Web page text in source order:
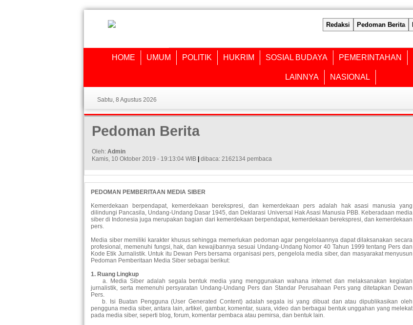
Redaksi Pedoman Berita
HOME UMUM POLITIK HUKRIM SOSIAL BUDAYA PEMERINTAHAN
LAINNYA NASIONAL
Sabtu, 8 Agustus 2026
Pedoman Berita
Oleh: Admin
Kamis, 10 Oktober 2019 - 19:13:04 WIB
dibaca: 2162134 pembaca
PEDOMAN PEMBERITAAN MEDIA SIBER
Kemerdekaan berpendapat, kemerdekaan berekspresi, dan kemerdekaan pers adalah hak asasi manusia yang
dilindungi Pancasila, Undang-Undang Dasar 1945, dan Deklarasi Universal Hak Asasi Manusia PBB. Keberadaan media
siber di Indonesia juga merupakan bagian dari kemerdekaan berpendapat, kemerdekaan berekspresi, dan kemerdekaan
pers.
Media siber memiliki karakter khusus sehingga memerlukan pedoman agar pengelolaannya dapat dilaksanakan secara
profesional, memenuhi fungsi, hak, dan kewajibannya sesuai Undang-Undang Nomor 40 Tahun 1999 tentang Pers dan
Kode Etik Jurnalistik. Untuk itu Dewan Pers bersama organisasi pers, pengelola media siber, dan masyarakat menyusun
Pedoman Pemberitaan Media Siber sebagai berikut:
1. Ruang Lingkup
a. Media Siber adalah segala bentuk media yang menggunakan wahana internet dan melaksanakan kegiatan
jurnalistik, serta memenuhi persyaratan Undang-Undang Pers dan Standar Perusahaan Pers yang ditetapkan Dewan
Pers.
b. Isi Buatan Pengguna (User Generated Content) adalah segala isi yang dibuat dan atau dipublikasikan oleh
pengguna media siber, antara lain, artikel, gambar, komentar, suara, video dan berbagai bentuk unggahan yang melekat
pada media siber, seperti blog, forum, komentar pembaca atau pemirsa, dan bentuk lain.